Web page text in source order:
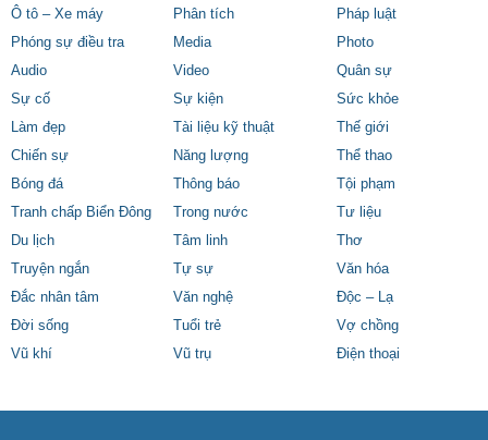
Ô tô – Xe máy
Phân tích
Pháp luật
Phóng sự điều tra
Media
Photo
Audio
Video
Quân sự
Sự cố
Sự kiện
Sức khỏe
Làm đẹp
Tài liệu kỹ thuật
Thế giới
Chiến sự
Năng lượng
Thể thao
Bóng đá
Thông báo
Tội phạm
Tranh chấp Biển Đông
Trong nước
Tư liệu
Du lịch
Tâm linh
Thơ
Truyện ngắn
Tự sự
Văn hóa
Đắc nhân tâm
Văn nghệ
Độc – Lạ
Đời sống
Tuổi trẻ
Vợ chồng
Vũ khí
Vũ trụ Điện thoại